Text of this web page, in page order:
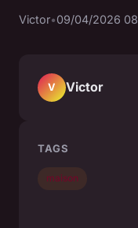
Victor•09/04/2026
V Victor
TAGS
maison